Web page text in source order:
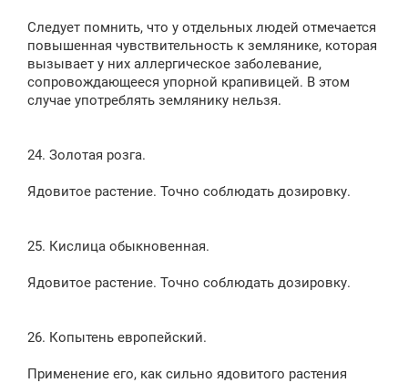
Следует помнить, что у отдельных людей отмечается
повышенная чувствительность к землянике, которая
вызывает у них аллергическое заболевание,
сопровождающееся упорной крапивицей. В этом
случае употреблять землянику нельзя.
24. Золотая розга.
Ядовитое растение. Точно соблюдать дозировку.
25. Кислица обыкновенная.
Ядовитое растение. Точно соблюдать дозировку.
26. Копытень европейский.
Применение его, как сильно ядовитого растения